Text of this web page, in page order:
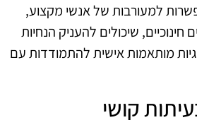
למעורבות של אנשי מקצוע,
חינוכיים, שיכולים להעניק הנחיות
מותאמות אישית להתמודדות עם
קושי